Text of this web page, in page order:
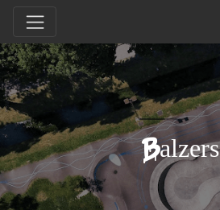
Balzers